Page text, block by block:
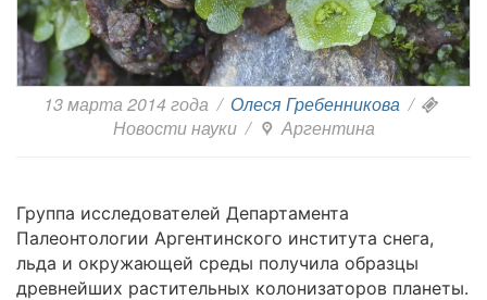
13 марта 2014 года / Олеся Гребенникова /
Новости науки / Аргентина
Группа исследователей Департамента
Палеонтологии Аргентинского института снега,
льда и окружающей среды получила образцы
древнейших растительных колонизаторов планеты.